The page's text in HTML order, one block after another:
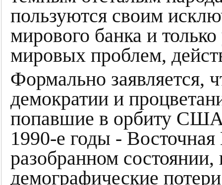
пользуются своим
мирового банка и
мировых проблем,
Формально заявляется,
демократии и
попавшие в орбиту
1990-е годы - Восточная
разобранном
демографические